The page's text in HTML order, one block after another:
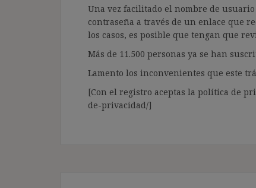
Una vez facilitado el nombre de
contraseña a través de un enlace que
los casos, es posible que tengan que
Más de 11.500 personas ya se han
Lamento los inconvenientes que este
[Con el registro aceptas la política de
de-privacidad/]